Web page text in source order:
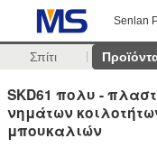
Senlan
Σπίτι
SKD61 πολυ -
νημάτων
μπουκαλιών